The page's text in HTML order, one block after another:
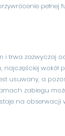
i trwa zazwyczaj
wokół
usuwany, a
zabiegu
na obserwacji